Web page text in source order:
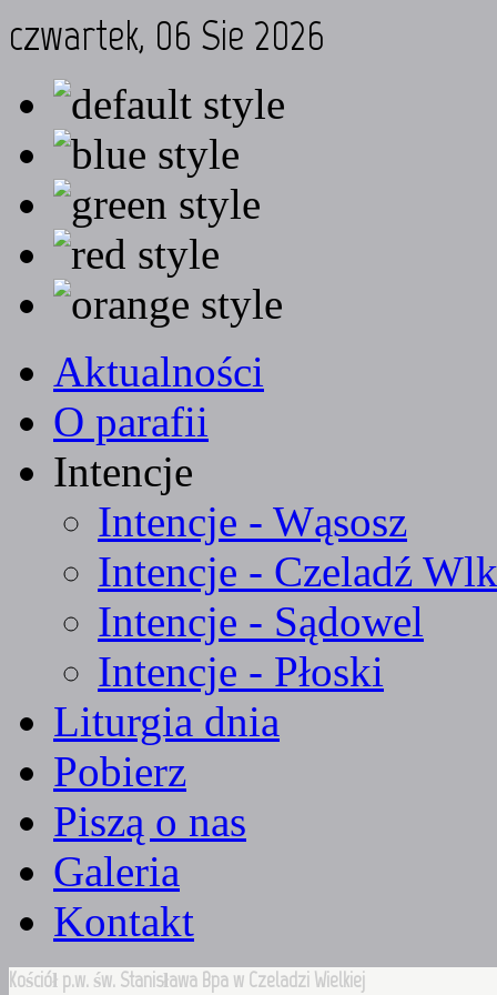
czwartek, 06 Sie 2026
Aktualności
O parafii
Intencje
Intencje - Wąsosz
Intencje - Czeladź
Intencje - Sądowel
Intencje - Płoski
Liturgia dnia
Pobierz
Piszą o nas
Galeria
Kontakt
Kościół p.w. św. Stanisława Bpa w Czeladzi Wielkiej